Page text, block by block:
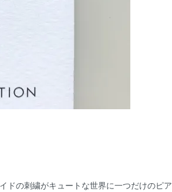
ドの刺繍がキュートな世界に一つだけのピア